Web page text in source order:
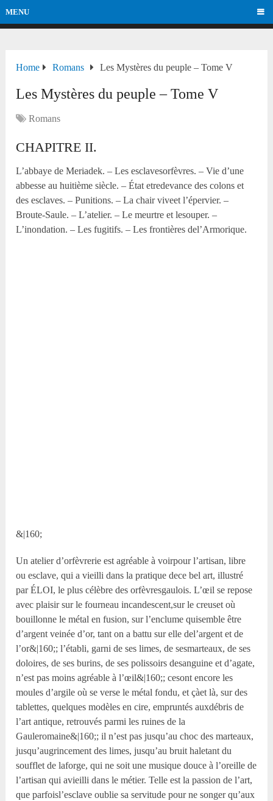
MENU
Home Romans Les Mystères du peuple – Tome V
Les Mystères du peuple – Tome V
Romans
CHAPITRE II.
L’abbaye de Meriadek. – Les esclavesorfèvres. – Vie d’une
abbesse au huitième siècle. – État etredevance des colons et
des esclaves. – Punitions. – La chair viveet l’épervier. –
Broute-Saule. – L’atelier. – Le meurtre et lesouper. –
L’inondation. – Les fugitifs. – Les frontières del’Armorique.
&|160;
Un atelier d’orfèvrerie est agréable à voirpour l’artisan, libre
ou esclave, qui a vieilli dans la pratique dece bel art, illustré
par ÉLOI, le plus célèbre des orfèvresgaulois. L’œil se repose
avec plaisir sur le fourneau incandescent,sur le creuset où
bouillonne le métal en fusion, sur l’enclume quisemble être
d’argent veinée d’or, tant on a battu sur elle del’argent et de
l’or&|160;; l’établi, garni de ses limes, de sesmarteaux, de ses
doloires, de ses burins, de ses polissoirs desanguine et d’agate,
n’est pas moins agréable à l’œil&|160;; cesont encore les
moules d’argile où se verse le métal fondu, et çàet là, sur des
tablettes, quelques modèles en cire, empruntés auxdébris de
l’art antique, retrouvés parmi les ruines de la
Gauleromaine&|160;; il n’est pas jusqu’au choc des marteaux,
jusqu’augrincement des limes, jusqu’au bruit haletant du
soufflet de laforge, qui ne soit une musique douce à l’oreille de
l’artisan qui avieilli dans le métier. Telle est la passion de l’art,
que parfoisl’esclave oublie sa servitude pour ne songer qu’aux